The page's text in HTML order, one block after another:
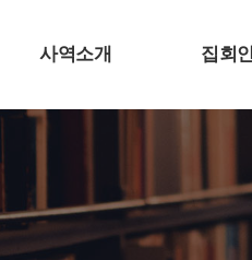
사역소개 집회